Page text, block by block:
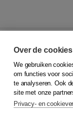
© 2026Koninklijke
Klantenservice
Service & informatie
Contact
Over de
We gebruiken
om functies voor
te analyseren. Ook
site met onze
Privacy- en